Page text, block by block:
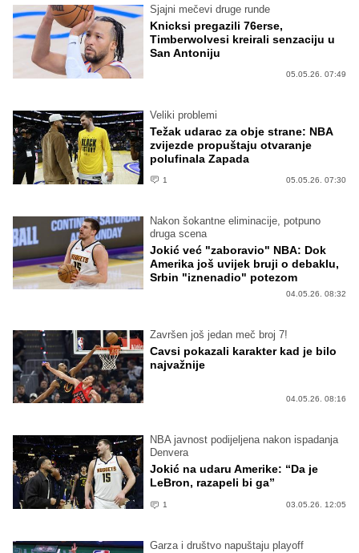
Sjajni mečevi druge runde
Knicksi pregazili 76erse,
Timberwolvesi kreirali senzaciju u
San Antoniju
05.05.26. 07:49
Veliki problemi
Težak udarac za obje strane: NBA
zvijezde propuštaju otvaranje
polufinala Zapada
1 05.05.26. 07:30
Nakon šokantne eliminacije, potpuno
druga scena
Jokić već "zaboravio" NBA: Dok
Amerika još uvijek bruji o debaklu,
Srbin "iznenadio" potezom
04.05.26. 08:32
Završen još jedan meč broj 7!
Cavsi pokazali karakter kad je bilo
najvažnije
04.05.26. 08:16
NBA javnost podijeljena nakon ispadanja
Denvera
Jokić na udaru Amerike: “Da je
LeBron, razapeli bi ga”
1 03.05.26. 12:05
Garza i društvo napuštaju playoff